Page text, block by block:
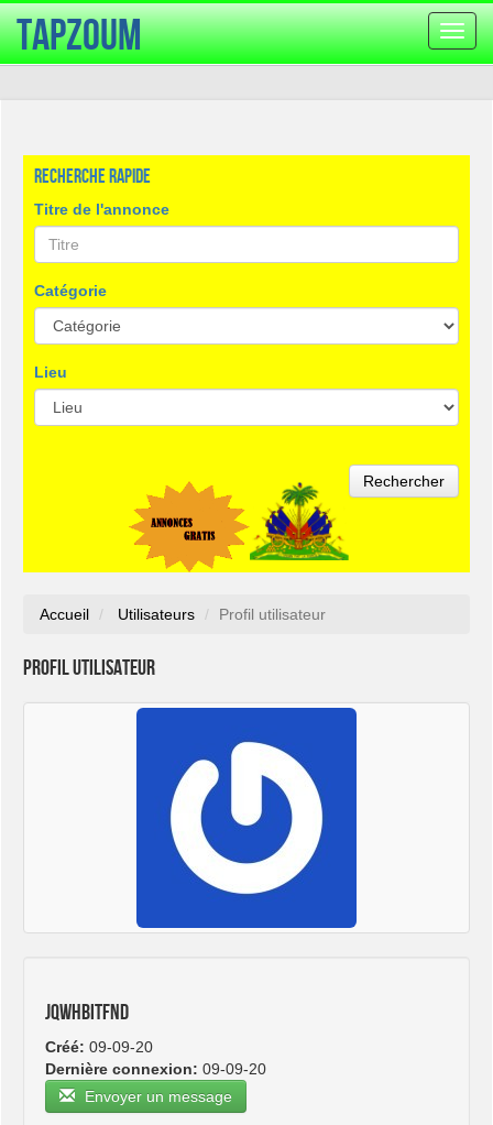
la
TapZoum
Recherche rapide
Titre de l'annonce
Catégorie
Lieu
Rechercher
Accueil Utilisateurs Profil utilisateur
Profil utilisateur
jqwhbitfnd
Créé: 09-09-20
Dernière connexion: 09-09-20
Envoyer un message